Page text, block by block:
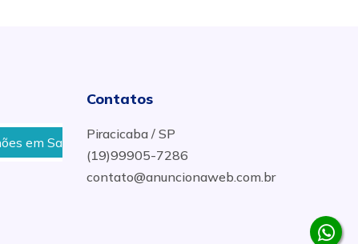
Maria da Serra
Contatos
Piracicaba / SP
(19)99905-7286
contato@anuncionaweb.com.br